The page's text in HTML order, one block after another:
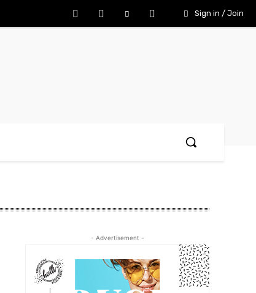
Sign in / Join
- Advertisement -